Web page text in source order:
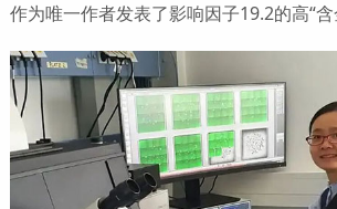
作为唯一作者发表了影响因子19.2的高“含